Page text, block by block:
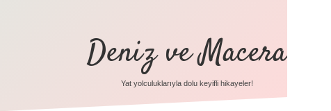
Deniz ve Macera
Yat yolculuklarıyla dolu keyifli hikayeler!